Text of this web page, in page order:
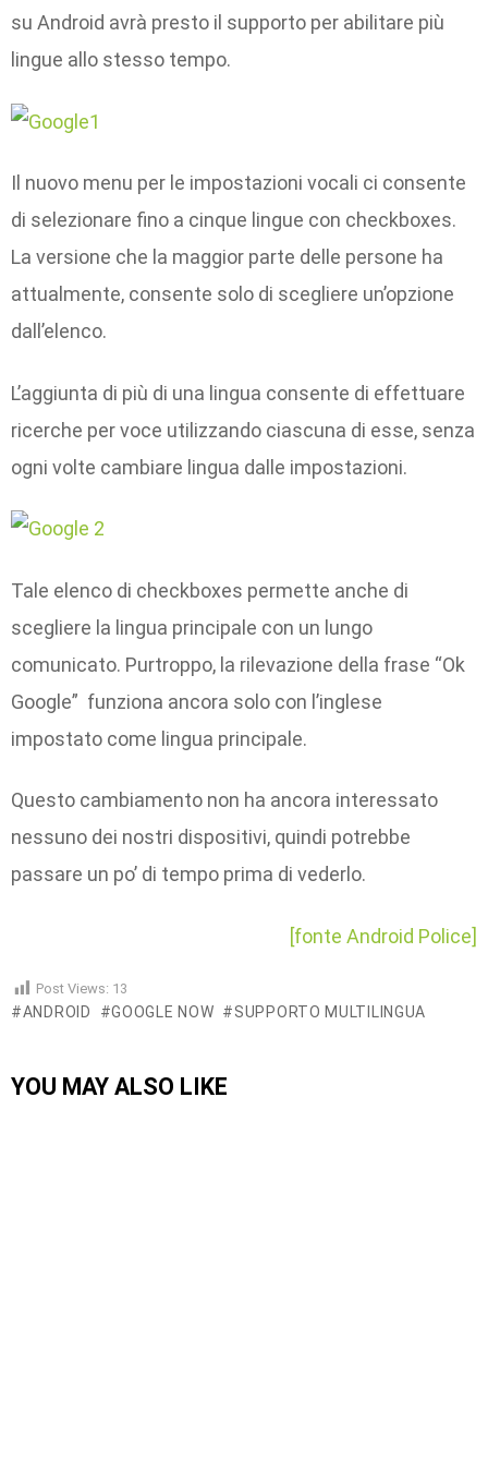
su Android avrà presto il supporto per abilitare più
lingue allo stesso tempo.
Il nuovo menu per le impostazioni vocali ci consente
di selezionare fino a cinque lingue con checkboxes.
La versione che la maggior parte delle persone ha
attualmente, consente solo di scegliere un’opzione
dall’elenco.
L’aggiunta di più di una lingua consente di effettuare
ricerche per voce utilizzando ciascuna di esse, senza
ogni volte cambiare lingua dalle impostazioni.
Tale elenco di checkboxes permette anche di
scegliere la lingua principale con un lungo
comunicato. Purtroppo, la rilevazione della frase “Ok
Google” funziona ancora solo con l’inglese
impostato come lingua principale.
Questo cambiamento non ha ancora interessato
nessuno dei nostri dispositivi, quindi potrebbe
passare un po’ di tempo prima di vederlo.
[fonte Android Police]
Post Views: 13
ANDROID GOOGLE NOW SUPPORTO MULTILINGUA
YOU MAY ALSO LIKE